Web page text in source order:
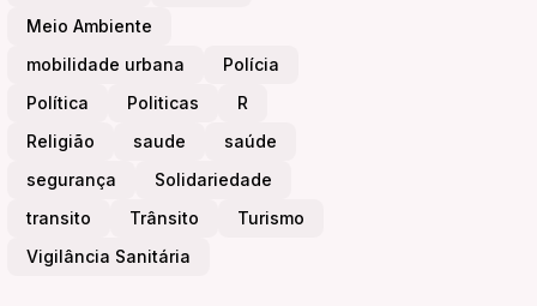
Meio Ambiente
mobilidade urbana
Polícia
Política
Politicas
R
Religião
saude
saúde
segurança
Solidariedade
transito
Trânsito
Turismo
Vigilância Sanitária